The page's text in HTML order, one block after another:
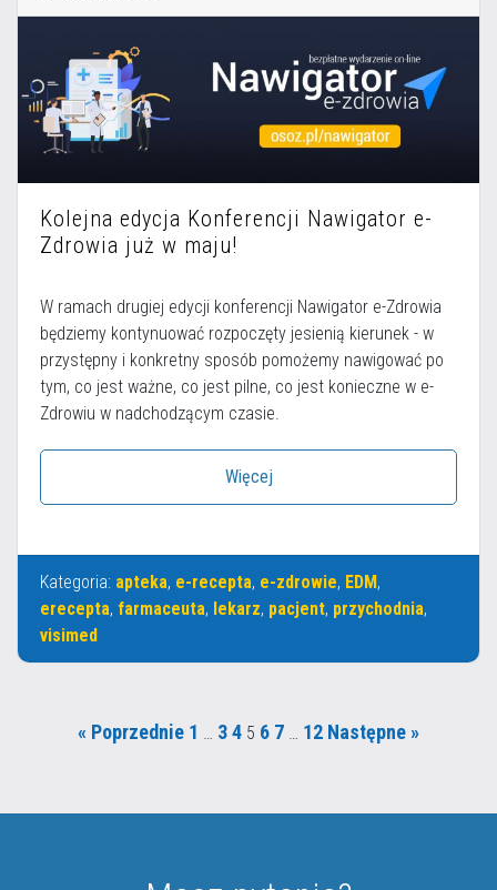
Kolejna edycja Konferencji Nawigator e-
Zdrowia już w maju!
W ramach drugiej edycji konferencji Nawigator e-Zdrowia
będziemy kontynuować rozpoczęty jesienią kierunek - w
przystępny i konkretny sposób pomożemy nawigować po
tym, co jest ważne, co jest pilne, co jest konieczne w e-
Zdrowiu w nadchodzącym czasie.
Więcej
Kategoria: apteka, e-recepta, e-zdrowie, EDM,
erecepta, farmaceuta, lekarz, pacjent, przychodnia,
visimed
« Poprzednie 1 … 34 5 6 7 … 12 Następne »